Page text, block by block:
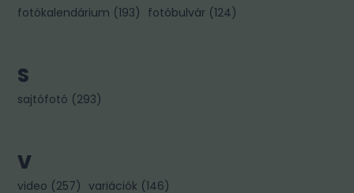
fotókalendárium (193) fotóbulvár (124)
S
sajtófotó (293)
V
video (257) variációk (146)